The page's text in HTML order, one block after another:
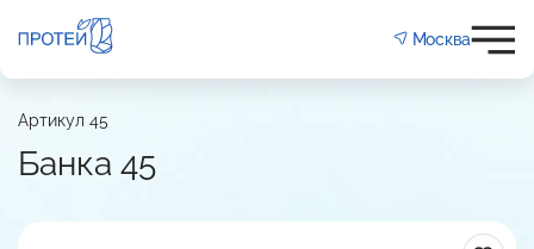
Москва
Артикул 45
Банка 45
82